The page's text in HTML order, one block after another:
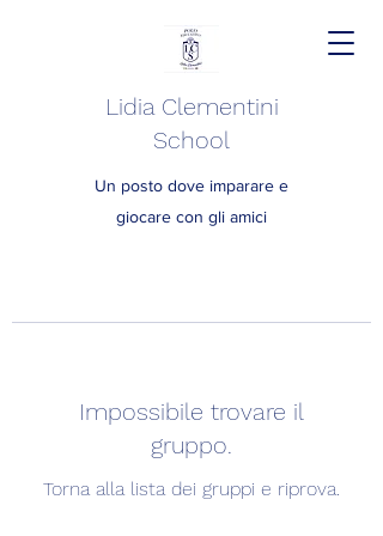
Lidia Clementini
School
Un posto dove imparare e
giocare con gli amici
Impossibile trovare il
gruppo.
Torna alla lista dei gruppi e riprova.